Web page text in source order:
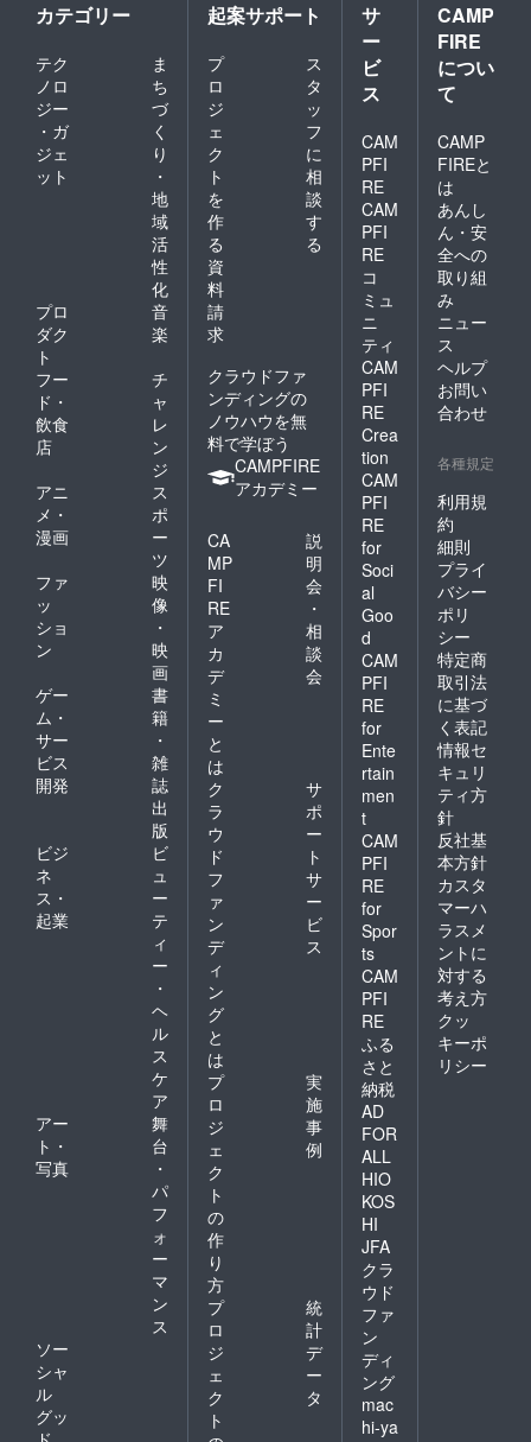
カテゴリー
テク
ノロ
ジー
・ガ
ジェ
ット
ま
ち
づ
く
り
・
地
域
活
性
化
プロ
ダク
ト
音
楽
フー
ド・
飲食
店
チ
ャ
レ
ン
ジ
アニ
メ・
漫画
ス
ポ
ー
ツ
ファ
ッ
ショ
ン
映
像
・
映
画
ゲー
ム・
サー
ビス
開発
書
籍
・
雑
誌
出
版
ビジ
ネ
ス・
起業
ビ
ュ
ー
テ
ィ
ー
・
ヘ
ル
ス
ケ
ア
アー
ト・
写真
舞
台
・
パ
フ
ォ
ー
マ
ン
ス
ソー
シャ
ル
グッ
起案サポート
プ
ロ
ジ
ェ
ク
ト
を
作
る
ス
タ
ッ
フ
に
相
談
す
る
資
料
請
求
クラウドファ
ンディングの
ノウハウを無
料で学ぼう
CAMPFIRE
アカデミー
CA
MP
FI
RE
ア
カ
デ
ミ
ー
と
は
説
明
会
・
相
談
会
ク
ラ
ウ
ド
フ
ァ
ン
デ
ィ
ン
グ
と
は
サ
ポ
ー
ト
サ
ー
ビ
ス
プ
ロ
ジ
ェ
ク
ト
の
作
り
方
実
施
事
例
プ
ロ
ジ
ェ
ク
ト
統
計
デ
ー
タ
サ
ー
ビ
ス
CAM
PFI
RE
CAM
PFI
RE
コ
ミュ
ニ
ティ
CAM
PFI
RE
Crea
tion
CAM
PFI
RE
for
Soci
al
Goo
d
CAM
PFI
RE
for
Ente
rtain
men
t
CAM
PFI
RE
for
Spor
ts
CAM
PFI
RE
ふる
さと
納税
AD
FOR
ALL
HIO
KOS
HI
JFA
クラ
ウド
ファ
ン
ディ
ング
mac
hi-ya
CAMP
FIRE
につい
て
CAMP
FIREと
は
あんし
ん・安
全への
取り組
み
ニュー
ス
ヘルプ
お問い
合わせ
各種規定
利用規
約
細則
プライ
バシー
ポリ
シー
特定商
取引法
に基づ
く表記
情報セ
キュリ
ティ方
針
反社基
本方針
カスタ
マーハ
ラスメ
ントに
対する
考え方
クッ
キーポ
リシー